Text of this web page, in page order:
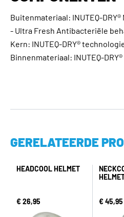
Buitenmateriaal: INUTEQ-DRY®
- Ultra Fresh Antibacteriële
Kern: INUTEQ-DRY®
Binnenmateriaal: INUTEQ-DRY®
GERELATEERDE
HEADCOOL HELMET
€ 26,95 € 45,95